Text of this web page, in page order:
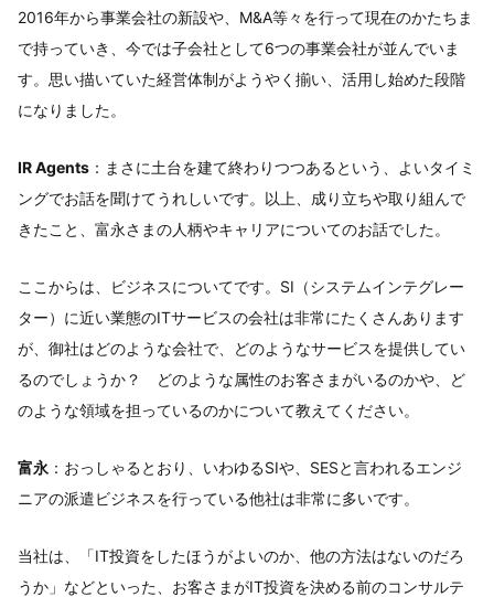
2016年から事業会社の新設や、M&A等々を行って現在のかたちま
で持っていき、今では子会社として6つの事業会社が並んでいま
す。思い描いていた経営体制がようやく揃い、活用し始めた段階
になりました。
IR Agents ：まさに土台を建て終わりつつあるという、よいタイミ
ングでお話を聞けてうれしいです。以上、成り立ちや取り組んで
きたこと、富永さまの人柄やキャリアについてのお話でした。
ここからは、ビジネスについてです。SI（システムインテグレー
ター）に近い業態のITサービスの会社は非常にたくさんあります
が、御社はどのような会社で、どのようなサービスを提供してい
るのでしょうか？ どのような属性のお客さまがいるのかや、ど
のような領域を担っているのかについて教えてください。
富永 ：おっしゃるとおり、いわゆるSIや、SESと言われるエンジ
ニアの派遣ビジネスを行っている他社は非常に多いです。
当社は、「IT投資をしたほうがよいのか、他の方法はないのだろ
うか」などといった、お客さまがIT投資を決める前のコンサルテ